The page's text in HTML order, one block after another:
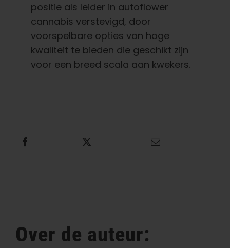
positie als leider in autoflower
cannabis verstevigd, door
voorspelbare opties van hoge
kwaliteit te bieden die geschikt zijn
voor een breed scala aan kwekers.
Over de auteur: